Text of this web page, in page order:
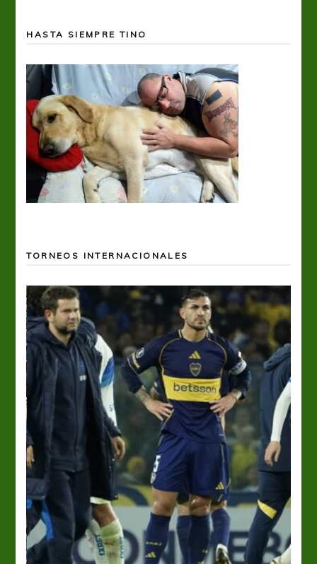
HASTA SIEMPRE TINO
TORNEOS INTERNACIONALES